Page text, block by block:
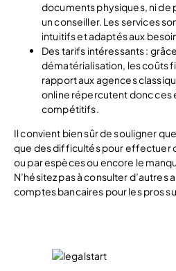
documents physiques, ni de
un conseiller. Les services
intuitifs et adaptés aux
Des tarifs intéressants :
dématérialisation, les coûts
rapport aux agences
online répercutent donc ces
compétitifs.
Il convient bien sûr de souligner
que des difficultés pour effectuer
ou par espèces ou encore le
N’hésitez pas à consulter d’autres
comptes bancaires pour les pros